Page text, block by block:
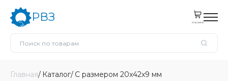
РВЗ корзина
Главная Каталог С размером 20x42x9 мм